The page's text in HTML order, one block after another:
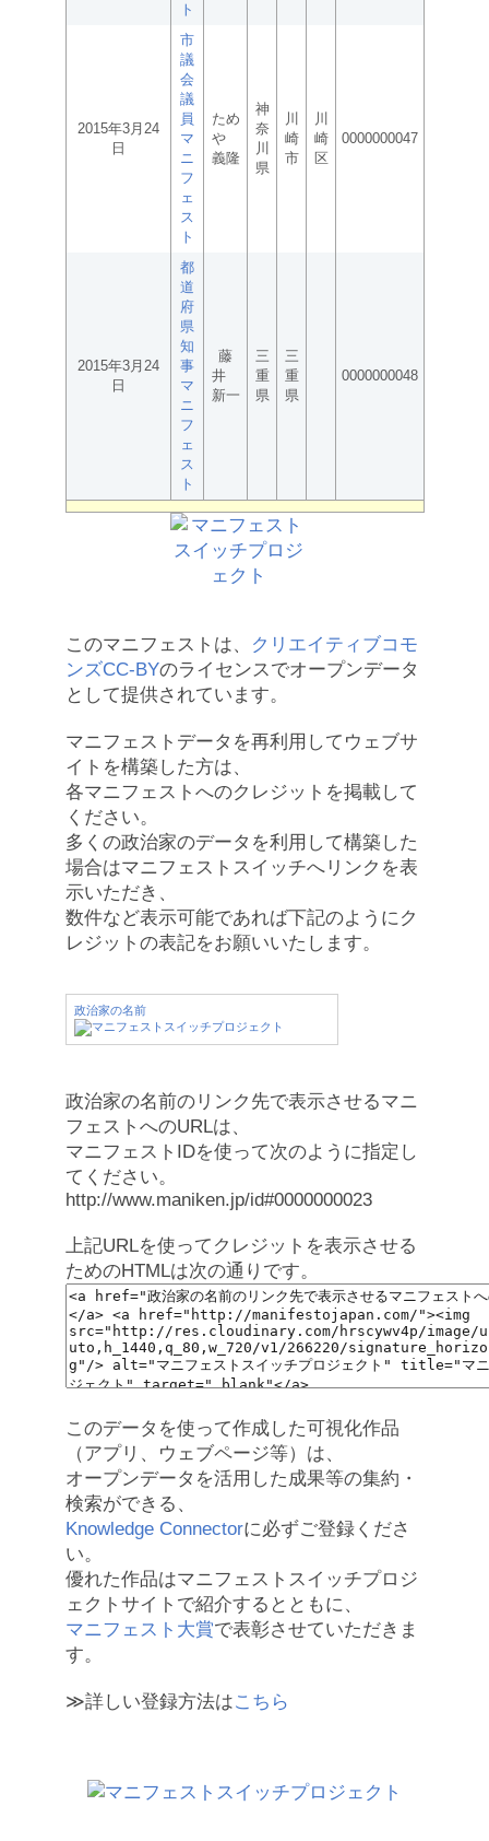
ト
2015年3月24
日
市
議
会
議
員
マ
ニ
フ
ェ
ス
ト
ため
や
義隆
神
奈
川
県
川
崎
市
川
崎
区
0000000047
2015年3月24
日
都
道
府
県
知
事
マ
ニ
フ
ェ
ス
ト
藤
井
新一
三
重
県
三
重
県
0000000048
このマニフェストは、
クリエイティブコモ
ンズCC-BYのライセンスでオープンデータ
として提供されています。
マニフェストデータを再利用してウェブサ
イトを構築した方は、
各マニフェストへのクレジットを掲載して
ください。
多くの政治家のデータを利用して構築した
場合はマニフェストスイッチへリンクを表
示いただき、
数件など表示可能であれば下記のようにク
レジットの表記をお願いいたします。
政治家の名前
政治家の名前のリンク先で表示させるマニ
フェストへのURLは、
マニフェストIDを使って次のように指定し
てください。
http://www.maniken.jp/id#0000000023
上記URLを使ってクレジットを表示させる
ためのHTMLは次の通りです。
このデータを使って作成した可視化作品
（アプリ、ウェブページ等）は、
オープンデータを活用した成果等の集約・
検索ができる、
Knowledge Connectorに必ずご登録くださ
い。
優れた作品はマニフェストスイッチプロジ
ェクトサイトで紹介するとともに、
マニフェスト大賞で表彰させていただきま
す。
≫詳しい登録方法はこちら